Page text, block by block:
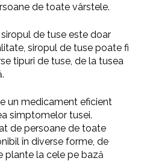
de toate vârstele.
de tuse este doar
siropul de tuse poate fi
tipuri de tuse, de la tusea
un medicament eficient
simptomelor tusei.
de persoane de toate
în diverse forme, de
plante la cele pe bază